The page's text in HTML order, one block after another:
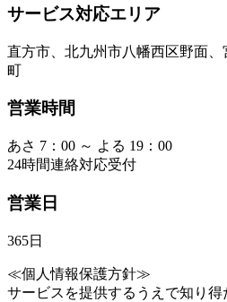
サービス対応エリア
直方市、北九州市八幡西区野面
町
営業時間
あさ 7：00 ～ よる 19：00
24時間連絡対応受付
営業日
365日
≪個人情報保護方針≫
サービスを提供するうえで知り